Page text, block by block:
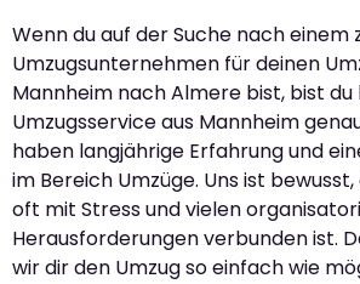
Wenn du auf der Suche nach einem
Umzugsunternehmen für deinen
Mannheim nach Almere bist, bist du
Umzugsservice aus Mannheim
haben langjährige Erfahrung und
im Bereich Umzüge. Uns ist
oft mit Stress und vielen
Herausforderungen verbunden ist.
wir dir den Umzug so einfach wie